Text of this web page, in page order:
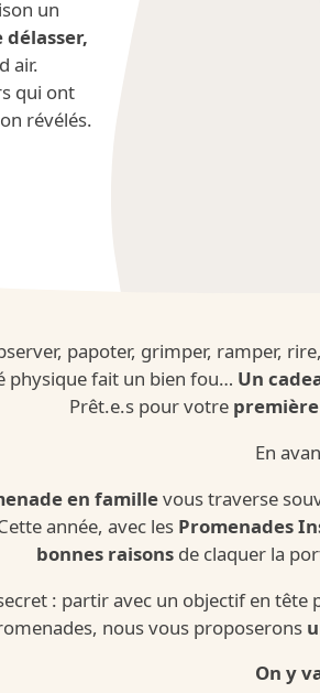
un
délasser,
air.
qui ont
révélés.
papoter, grimper, ramper,
physique fait un bien fou… Un
Prêt.e.s pour votre
En
en famillevous traverse
année, avec les Promenades
bonnes raisonsde claquer la
: partir avec un objectif en tête
nous vous proposerons
On y